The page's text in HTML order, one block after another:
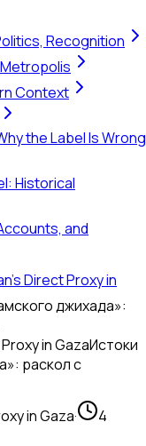
Recognition
Context
the Label Is Wrong
Historical
and
Direct Proxy in
джихада»:
in GazaИстоки
раскол с
in Gaza·
4